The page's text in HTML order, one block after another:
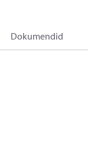
Dokumendid